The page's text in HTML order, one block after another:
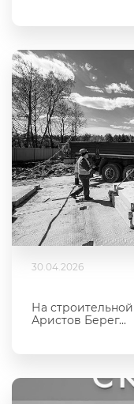
30.04.2026
На
Аристов Берег...